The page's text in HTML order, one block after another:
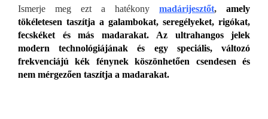
Ismerje meg ezt a hatékony madárijesztőt, amely
tökéletesen taszítja a galambokat, seregélyeket, rigókat,
fecskéket és más madarakat. Az ultrahangos jelek
modern technológiájának és egy speciális, változó
frekvenciájú kék fénynek köszönhetően csendesen és
nem mérgezően taszítja a madarakat.